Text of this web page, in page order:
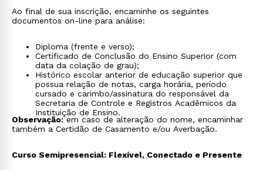
Ao final de sua inscrição, encaminhe os seguintes
documentos on-line para análise:
Diploma (frente e verso);
Certificado de Conclusão do Ensino Superior (com
data da colação de grau);
Histórico escolar anterior de educação superior que
possua relação de notas, carga horária, período
cursado e carimbo/assinatura do responsável da
Secretaria de Controle e Registros Acadêmicos da
Instituição de Ensino.
Observação:em caso de alteração do nome, encaminhar
também a Certidão de Casamento e/ou Averbação.
Curso Semipresencial: Flexível, Conectado e Presente